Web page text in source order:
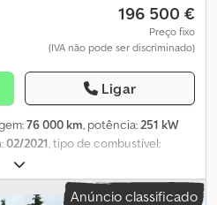
196 500 €
Preço fixo
(IVA não pode ser discriminado)
Ligar
76 000 km, potência:251 kW
02/2021, tipo de combustível:
, próxima inspeção (TÜV):
automático, classe de
ar, número de lugares:5
Anúncio classificado